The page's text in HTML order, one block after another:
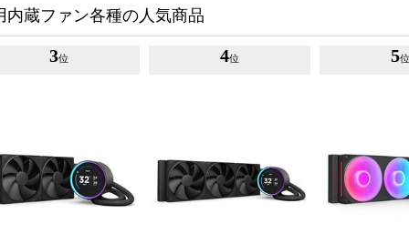
内蔵ファン各種の人気商品
3位 4位 5位